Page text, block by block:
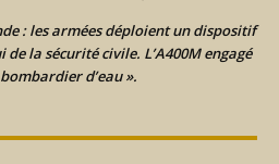
: les armées déploient un dispositif
la sécurité civile. L’A400M engagé
d’eau ».